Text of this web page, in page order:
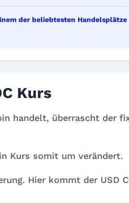
der beliebtesten Handelsplätze
Kurs
handelt, überrascht der
Kurs somit um verändert.
Hier kommt der USD